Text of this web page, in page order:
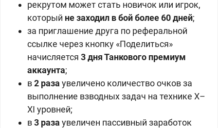
рекрутом может стать новичок или игрок,
который не заходил в бой более 60 дней;
за приглашение друга по реферальной
ссылке через кнопку «Поделиться»
начисляется 3 дня Танкового премиум
аккаунта;
в2 раза увеличено количество очков за
выполнение взводных задач на технике X–
XI уровней;
в3 раза увеличен пассивный заработок